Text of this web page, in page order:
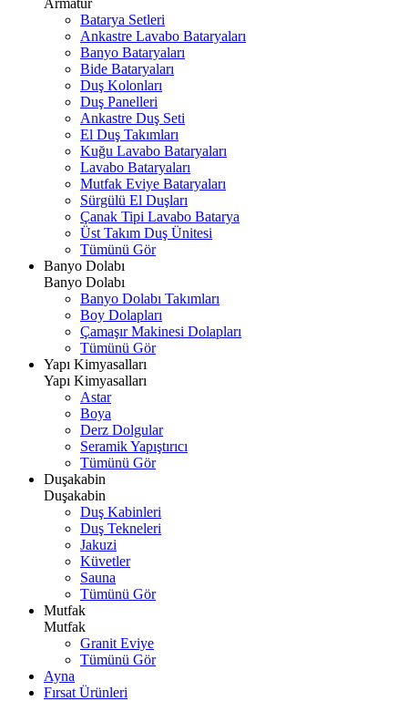
Armatür
Batarya Setleri
Ankastre Lavabo Bataryaları
Banyo Bataryaları
Bide Bataryaları
Duş Kolonları
Duş Panelleri
Ankastre Duş Seti
El Duş Takımları
Kuğu Lavabo Bataryaları
Lavabo Bataryaları
Mutfak Eviye Bataryaları
Sürgülü El Duşları
Çanak Tipi Lavabo Batarya
Üst Takım Duş Ünitesi
Tümünü Gör
Banyo Dolabı
Banyo Dolabı
Banyo Dolabı Takımları
Boy Dolapları
Çamaşır Makinesi Dolapları
Tümünü Gör
Yapı Kimyasalları
Yapı Kimyasalları
Astar
Boya
Derz Dolgular
Seramik Yapıştırıcı
Tümünü Gör
Duşakabin
Duşakabin
Duş Kabinleri
Duş Tekneleri
Jakuzi
Küvetler
Sauna
Tümünü Gör
Mutfak
Mutfak
Granit Eviye
Tümünü Gör
Ayna
Fırsat Ürünleri